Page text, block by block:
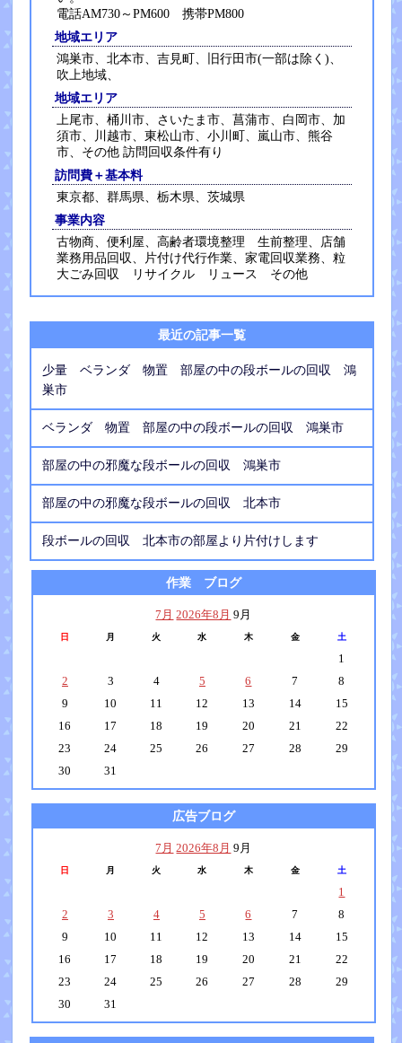
電話AM730～PM600 携帯PM800
地域エリア
鴻巣市、北本市、吉見町、旧行田市(一部は除く)、
吹上地域、
地域エリア
上尾市、桶川市、さいたま市、菖蒲市、白岡市、加
須市、川越市、東松山市、小川町、嵐山市、熊谷
市、その他 訪問回収条件有り
訪問費＋基本料
東京都、群馬県、栃木県、茨城県
事業内容
古物商、便利屋、高齢者環境整理 生前整理、店舗
業務用品回収、片付け代行作業、家電回収業務、粒
大ごみ回収 リサイクル リュース その他
最近の記事一覧
少量 ベランダ 物置 部屋の中の段ボールの回収 鴻
巣市
ベランダ 物置 部屋の中の段ボールの回収 鴻巣市
部屋の中の邪魔な段ボールの回収 鴻巣市
部屋の中の邪魔な段ボールの回収 北本市
段ボールの回収 北本市の部屋より片付けします
作業 ブログ
7月 2026年8月 9月
日 月 火 水 木 金 土
1
2
3 4 5 6 7
8
9
10 11 12 13 14
15
16
17 18 19 20 21
22
23
24 25 26 27 28
29
30
31
広告ブログ
7月 2026年8月 9月
日 月 火 水 木 金 土
1
2
3 4 5 6 7
8
9
10 11 12 13 14
15
16
17 18 19 20 21
22
23
24 25 26 27 28
29
30
31